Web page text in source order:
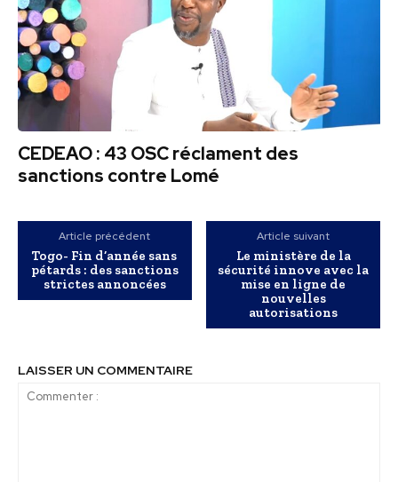
CEDEAO : 43 OSC réclament des
sanctions contre Lomé
Article précédent
Togo- Fin d’année sans
pétards : des sanctions
strictes annoncées
Article suivant
Le ministère de la
sécurité innove avec la
mise en ligne de
nouvelles
autorisations
LAISSER UN COMMENTAIRE